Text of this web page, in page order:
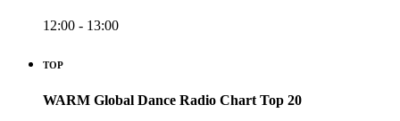
12:00 - 13:00
TOP
WARM Global Dance Radio Chart Top 20